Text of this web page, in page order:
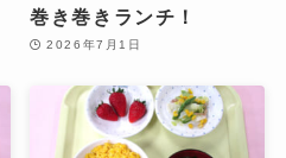
巻き巻きランチ！
2026年7月1日